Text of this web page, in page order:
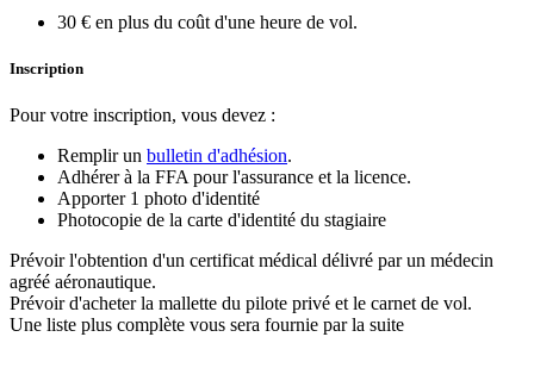
30 € en plus du coût d'une heure de vol.
Inscription
Pour votre inscription, vous devez :
Remplir un bulletin d'adhésion.
Adhérer à la FFA pour l'assurance et la licence.
Apporter 1 photo d'identité
Photocopie de la carte d'identité du stagiaire
Prévoir l'obtention d'un certificat médical délivré par un médecin
agréé aéronautique.
Prévoir d'acheter la mallette du pilote privé et le carnet de vol.
Une liste plus complète vous sera fournie par la suite